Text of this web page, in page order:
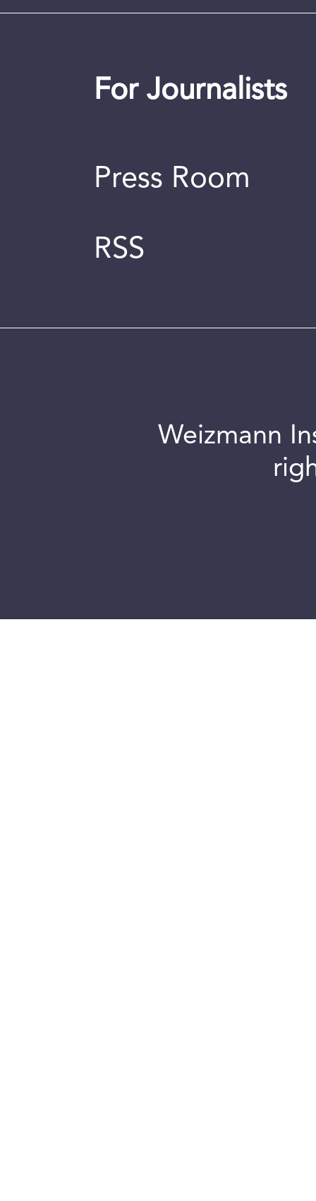
For Journalists
Press Room
RSS
Weizmann